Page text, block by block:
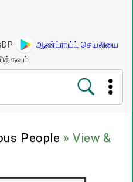
ஆண்ட்ராய்ட் செயலியை
People » View &